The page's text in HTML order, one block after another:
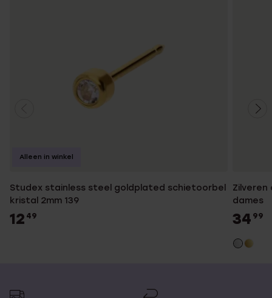
Studex stainless steel goldplated schietoorbel
kristal 2mm 139
12 49
Alleen in winkel
Zilveren
dames
34 99